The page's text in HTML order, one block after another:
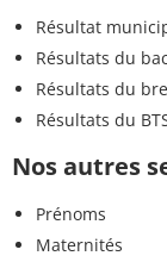
Résultat
Résultats du
Résultats du
Résultats du
Nos autres
Prénoms
Maternités